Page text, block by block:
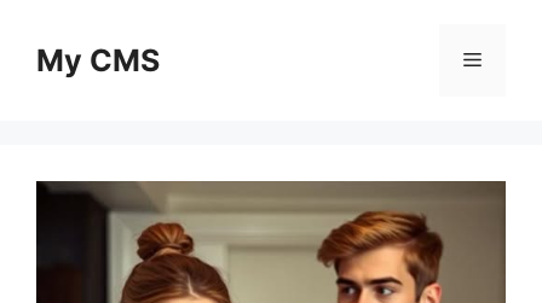
contentMy CMS Menu